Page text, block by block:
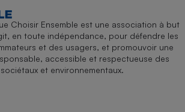
Choisir Ensemble est une association à but
en toute indépendance, pour défendre les
et des usagers, et promouvoir une
accessible et respectueuse des
et environnementaux.